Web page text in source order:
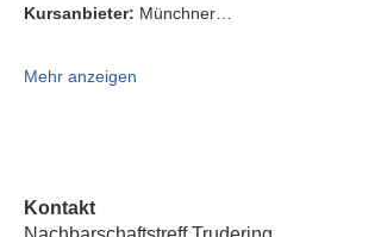
Kursanbieter: Münchner…
Mehr anzeigen
Kontakt